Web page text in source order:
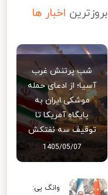
بروزترین اخبار ها
شب پرتنش غرب
آسیا؛ از ادعای حمله
موشکی ایران به
پایگاه آمریکا تا
توقیف سه نفتکش
1405/05/07
وانگ یی: